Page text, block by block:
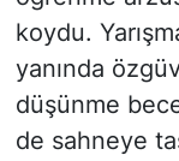
koydu.
yanında
düşünme
de sahneye